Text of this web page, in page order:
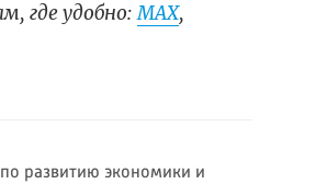
где удобно:МАХ,
развитию экономики и